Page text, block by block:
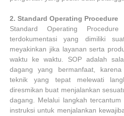
2. Standard Operating Procedure
Standard Operating
terdokumentasi yang dimiliki
meyakinkan jika layanan serta
waktu ke waktu. SOP adalah
dagang yang bermanfaat, karena
teknik yang tepat melewati
diresmikan buat menjalankan
dagang. Melalui langkah
instruksi untuk menjalankan